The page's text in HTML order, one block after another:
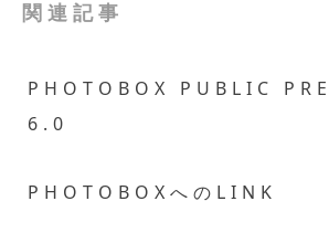
関連記事
PHOTOBOX PUBLIC
6.0
PHOTOBOXへのLINK